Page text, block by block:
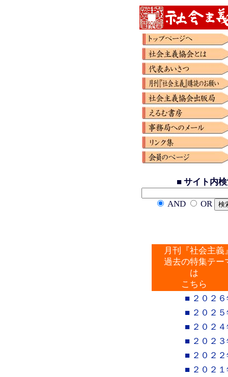
■ サイト内
AND OR
月刊『社会主義』
過去の特集テー
は
こちら
■ ２０２
■ ２０２
■ ２０２
■ ２０２
■ ２０２
■ ２０２